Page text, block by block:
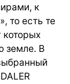
к
то есть те
земле. В